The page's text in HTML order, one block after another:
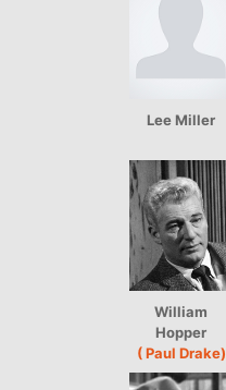
Lee Miller
William
Hopper
( Paul Drake)